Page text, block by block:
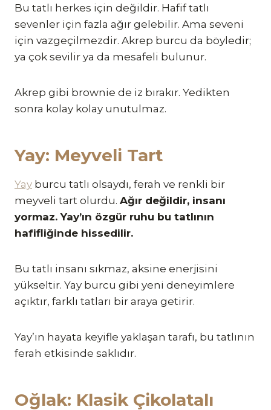
Bu tatlı herkes için değildir. Hafif tatlı
sevenler için fazla ağır gelebilir. Ama seveni
için vazgeçilmezdir. Akrep burcu da böyledir;
ya çok sevilir ya da mesafeli bulunur.
Akrep gibi brownie de iz bırakır. Yedikten
sonra kolay kolay unutulmaz.
Yay: Meyveli Tart
Yay burcu tatlı olsaydı, ferah ve renkli bir
meyveli tart olurdu. Ağır değildir, insanı
yormaz. Yay’ın özgür ruhu bu tatlının
hafifliğinde hissedilir.
Bu tatlı insanı sıkmaz, aksine enerjisini
yükseltir. Yay burcu gibi yeni deneyimlere
açıktır, farklı tatları bir araya getirir.
Yay’ın hayata keyifle yaklaşan tarafı, bu tatlının
ferah etkisinde saklıdır.
Oğlak: Klasik Çikolatalı